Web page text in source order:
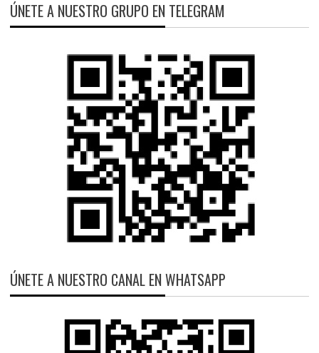
ÚNETE A NUESTRO GRUPO EN TELEGRAM
ÚNETE A NUESTRO CANAL EN WHATSAPP